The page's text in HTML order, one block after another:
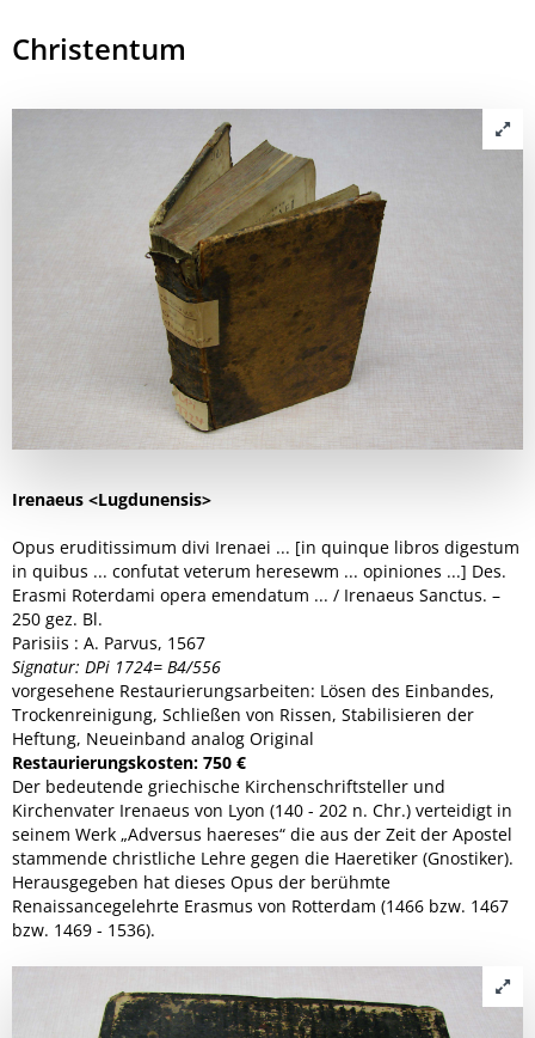
Christentum
Irenaeus <Lugdunensis>
Opus eruditissimum divi Irenaei ... [in quinque libros digestum
in quibus ... confutat veterum heresewm ... opiniones ...] Des.
Erasmi Roterdami opera emendatum ... / Irenaeus Sanctus. –
250 gez. Bl.
Parisiis : A. Parvus, 1567
Signatur: DPi 1724= B4/556
vorgesehene Restaurierungsarbeiten: Lösen des Einbandes,
Trockenreinigung, Schließen von Rissen, Stabilisieren der
Heftung, Neueinband analog Original
Restaurierungskosten: 750 €
Der bedeutende griechische Kirchenschriftsteller und
Kirchenvater Irenaeus von Lyon (140 - 202 n. Chr.) verteidigt in
seinem Werk „Adversus haereses“ die aus der Zeit der Apostel
stammende christliche Lehre gegen die Haeretiker (Gnostiker).
Herausgegeben hat dieses Opus der berühmte
Renaissancegelehrte Erasmus von Rotterdam (1466 bzw. 1467
bzw. 1469 - 1536).